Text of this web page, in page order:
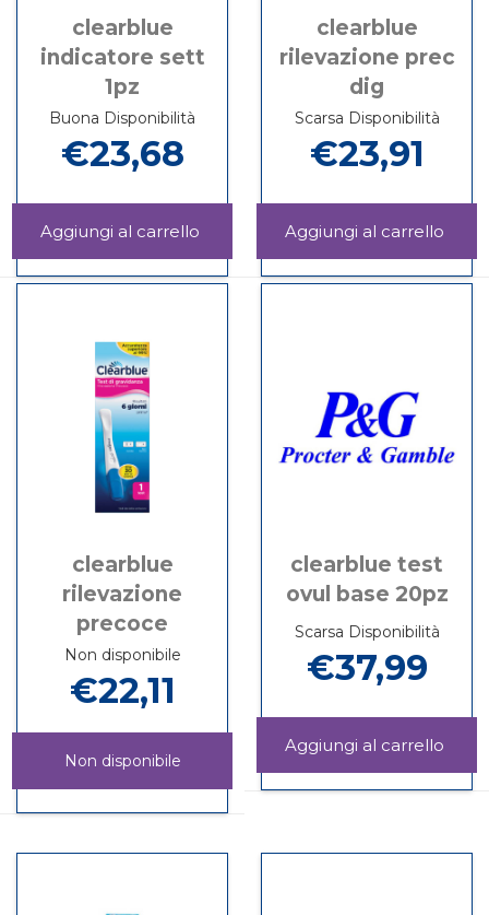
clearblue
indicatore sett
1pz
Buona Disponibilità
€23,68
Aggiungi CLEARBLUE
SETT
Informazioni
su CLEARBLUE
1PZ
clearblue
rilevazione prec
dig
Scarsa Disponibilità
€23,91
Informazioni
su CLEARBLUE
clearblue
rilevazione
precoce
Non disponibile
€22,11
Non disponibile
RILEVAZIONE
su CLEARBLUE
clearblue test
ovul base 20pz
Scarsa Disponibilità
€37,99
Informazioni
su CLEARBLUE
BASE